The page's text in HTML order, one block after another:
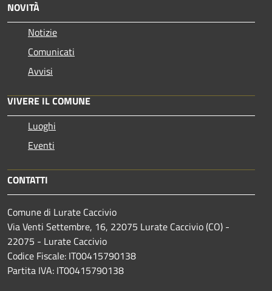
NOVITÀ
Notizie
Comunicati
Avvisi
VIVERE IL COMUNE
Luoghi
Eventi
CONTATTI
Comune di Lurate Caccivio
Via Venti Settembre, 16, 22075 Lurate Caccivio (CO) -
22075 - Lurate Caccivio
Codice Fiscale: IT00415790138
Partita IVA: IT00415790138